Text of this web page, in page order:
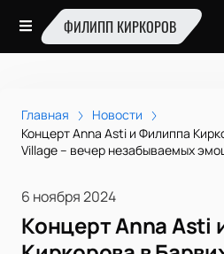
ФИЛИПП КИРКОРОВ
Главная
Новости
Концерт Anna Asti и Филиппа
Village – вечер незабываемых
6 ноября 2024
Концерт Anna Asti